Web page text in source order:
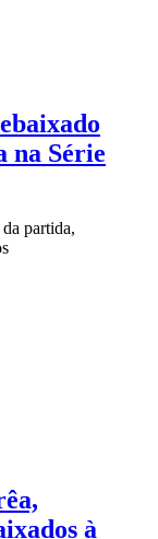
na Série
partida,
à